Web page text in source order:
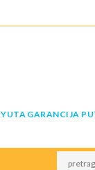
YUTA GARANCIJA